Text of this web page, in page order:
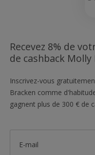
Recevez 8% de
de cashback Molly
Inscrivez-vous
Bracken comme
gagnent plus de 300 € de
E-mail